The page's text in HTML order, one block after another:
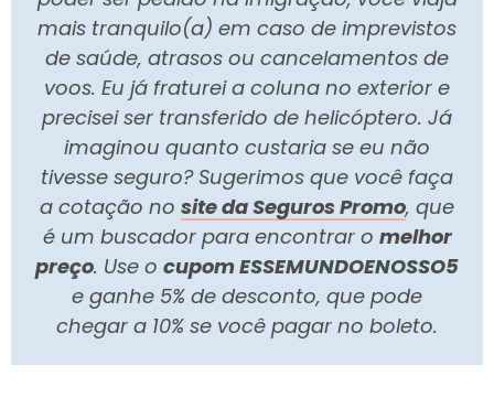
mais tranquilo(a) em caso de imprevistos
de saúde, atrasos ou cancelamentos de
voos. Eu já fraturei a coluna no exterior e
precisei ser transferido de helicóptero. Já
imaginou quanto custaria se eu não
tivesse seguro? Sugerimos que você faça
a cotação no site da Seguros Promo, que
é um buscador para encontrar o melhor
preço. Use o cupom ESSEMUNDOENOSSO5
e ganhe 5% de desconto, que pode
chegar a 10% se você pagar no boleto.